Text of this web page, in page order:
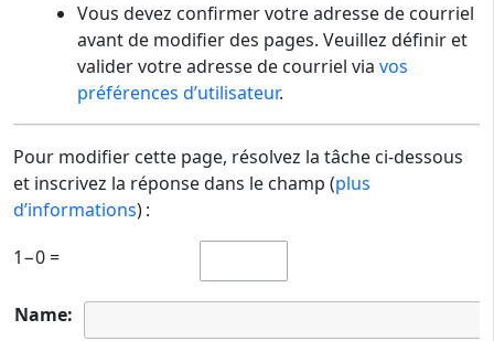
Vous devez confirmer votre adresse de courriel
avant de modifier des pages. Veuillez définir et
valider votre adresse de courriel via vos
préférences d’utilisateur.
Pour modifier cette page, résolvez la tâche ci-dessous
et inscrivez la réponse dans le champ (plus
d’informations) :
1−0 =
Name: